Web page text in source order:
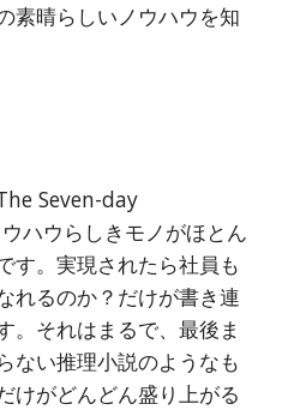
素晴らしいノウハウを知
Seven-day
ハウらしきモノがほとん
す。実現されたら社員も
れるのか？だけが書き連
。それはまるで、最後ま
ない推理小説のようなも
けがどんどん盛り上がる